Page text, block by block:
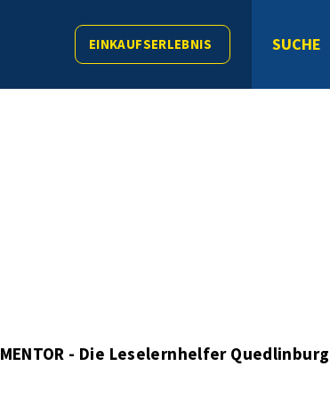
EINKAUFSERLEBNIS SUCHE
MENTOR - Die Leselernhelfer Quedlinburg